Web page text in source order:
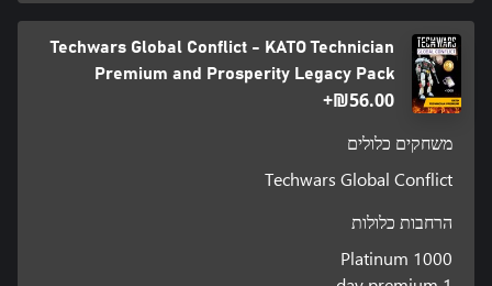
Techwars Global Conflict - KATO Technician
Premium and Prosperity Legacy Pack
‪₪‎56.00‬+
משחקים כלולים
Techwars Global Conflict
הרחבות כלולות
1000 Platinum